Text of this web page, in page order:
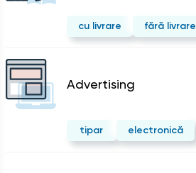
cu livrare fără livrare
Advertising
tipar electronică